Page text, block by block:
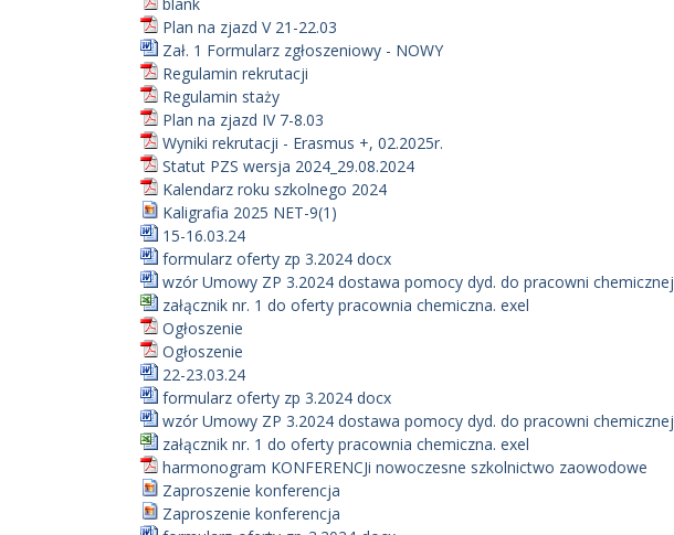
Plan na zjazd V 21-22.03
Zał. 1 Formularz zgłoszeniowy - NOWY
Regulamin rekrutacji
Regulamin staży
Plan na zjazd IV 7-8.03
Wyniki rekrutacji - Erasmus +, 02.2025r.
Statut PZS wersja 2024_29.08.2024
Kalendarz roku szkolnego 2024
Kaligrafia 2025 NET-9(1)
15-16.03.24
formularz oferty zp 3.2024 docx
wzór Umowy ZP 3.2024 dostawa pomocy dyd. do pracowni chemicznej
załącznik nr. 1 do oferty pracownia chemiczna. exel
Ogłoszenie
Ogłoszenie
22-23.03.24
formularz oferty zp 3.2024 docx
wzór Umowy ZP 3.2024 dostawa pomocy dyd. do pracowni chemicznej
załącznik nr. 1 do oferty pracownia chemiczna. exel
harmonogram KONFERENCJi nowoczesne szkolnictwo zaowodowe
Zaproszenie konferencja
Zaproszenie konferencja